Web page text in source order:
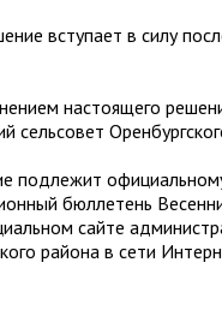
вступает в силу
настоящего
сельсовет
подлежит
бюллетень
сайте
района в сети